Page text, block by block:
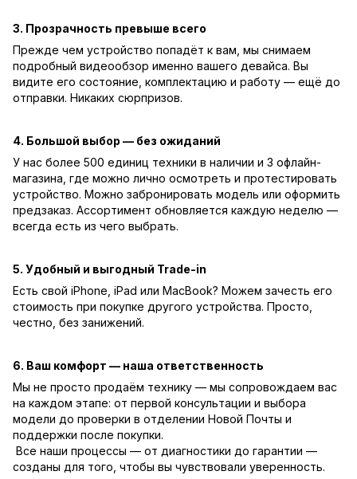
3. Прозрачность превыше всего
Прежде чем устройство попадёт к вам, мы снимаем
подробный видеообзор именно вашего девайса. Вы
видите его состояние, комплектацию и работу — ещё до
отправки. Никаких сюрпризов.
4. Большой выбор — без ожиданий
У нас более 500 единиц техники в наличии и 3 офлайн-
магазина, где можно лично осмотреть и протестировать
устройство. Можно забронировать модель или оформить
предзаказ. Ассортимент обновляется каждую неделю —
всегда есть из чего выбрать.
5. Удобный и выгодный Trade-in
Есть свой iPhone, iPad или MacBook? Можем зачесть его
стоимость при покупке другого устройства. Просто,
честно, без занижений.
6. Ваш комфорт — наша ответственность
Мы не просто продаём технику — мы сопровождаем вас
на каждом этапе: от первой консультации и выбора
модели до проверки в отделении Новой Почты и
поддержки после покупки.
Все наши процессы — от диагностики до гарантии —
созданы для того, чтобы вы чувствовали уверенность.